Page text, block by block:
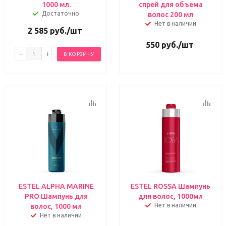
1000 мл.
Достаточно
2 585 руб./шт
В КОРЗИНУ
спрей для объема
волос 200 мл
Нет в наличии
550руб./шт
ESTEL ALPHA MARINE
PRO Шампунь для
волос, 1000 мл
Нет в наличии
ESTEL ROSSA Шампунь
для волос, 1000мл
Нет в наличии